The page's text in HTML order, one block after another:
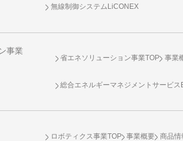
無線制御システム LiCONEX
事業
省エネソリューション事業TOP 事業
総合エネルギーマネジメントサービ
ロボティクス事業TOP 事業概要 商品情